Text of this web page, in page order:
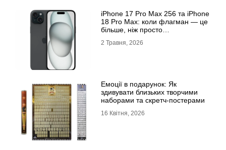
iРhone 17 Рro Мax 256 та iРhone
18 Рro Мax: коли флагман — це
більше, ніж просто
2 Травня, 2026
Емоції в подарунок: Як
здивувати близьких творчими
наборами та скретч-постерами
16 Квітня, 2026